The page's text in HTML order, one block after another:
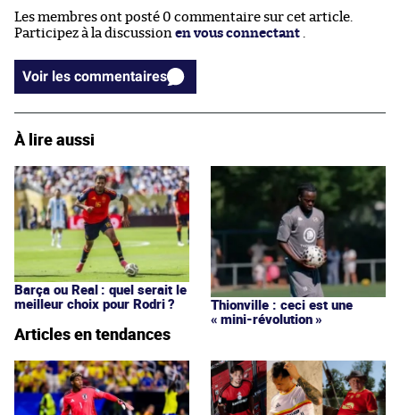
Les membres ont posté 0 commentaire sur cet article.
Participez à la discussion en vous connectant
Voir les commentaires
À lire aussi
Barça ou Real : quel serait le
meilleur choix pour Rodri ?
Thionville : ceci est une
« mini-révolution »
Articles en tendances